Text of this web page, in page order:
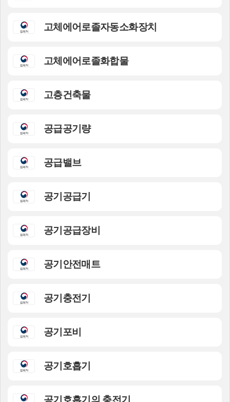
고체에어로졸자동소화장치
고체에어로졸화합물
고층건축물
공급공기량
공급밸브
공기공급기
공기공급장비
공기안전매트
공기충전기
공기포비
공기호흡기